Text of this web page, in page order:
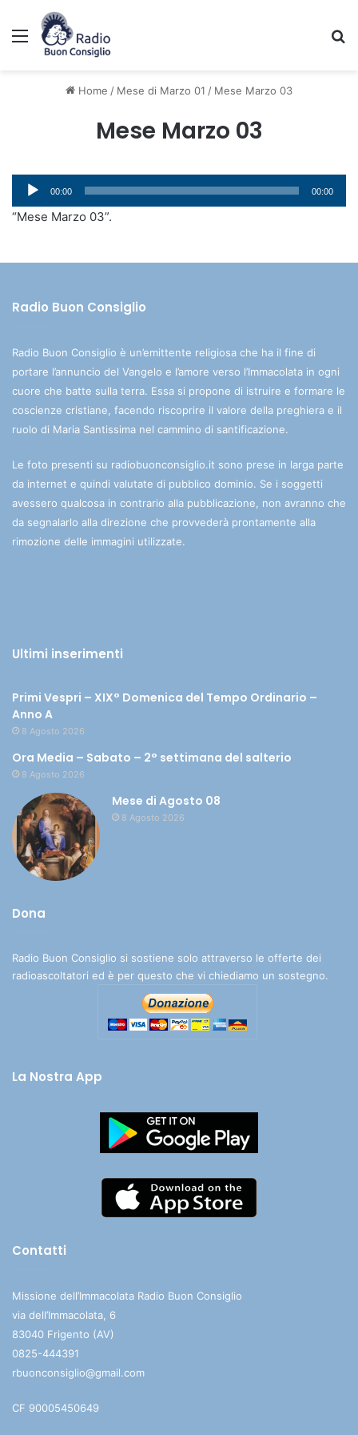
Menu
Home / Mese di Marzo 01 / Mese Marzo 03
Mese Marzo 03
Audio
Player
00:00 00:00
“Mese Marzo 03”.
Radio Buon Consiglio
Radio Buon Consiglio è un’emittente religiosa che ha il fine di
portare l’annuncio del Vangelo e l’amore verso l’Immacolata in ogni
cuore che batte sulla terra. Essa si propone di istruire e formare le
coscienze cristiane, facendo riscoprire il valore della preghiera e il
ruolo di Maria Santissima nel cammino di santificazione.
Le foto presenti su radiobuonconsiglio.it sono prese in larga parte
da internet e quindi valutate di pubblico dominio. Se i soggetti
avessero qualcosa in contrario alla pubblicazione, non avranno che
da segnalarlo alla direzione che provvederà prontamente alla
rimozione delle immagini utilizzate.
Ultimi inserimenti
Primi Vespri – XIX° Domenica del Tempo Ordinario –
Anno A
8 Agosto 2026
Ora Media – Sabato – 2° settimana del salterio
8 Agosto 2026
Mese di Agosto 08
8 Agosto 2026
Dona
Radio Buon Consiglio si sostiene solo attraverso le offerte dei
radioascoltatori ed è per questo che vi chiediamo un sostegno.
La Nostra App
Contatti
Missione dell’Immacolata Radio Buon Consiglio
via dell’Immacolata, 6
83040 Frigento (AV)
0825-444391
rbuonconsiglio@gmail.com
CF 90005450649